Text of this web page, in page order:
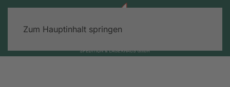
Zum Hauptinhalt springen